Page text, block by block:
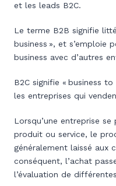
et les leads B2C.
Le terme B2B signifie
business », et s’emploie
business avec d’autres
B2C signifie « business
les entreprises qui
Lorsqu’une entreprise
produit ou service, le
généralement laissé aux
conséquent, l’achat
l’évaluation de